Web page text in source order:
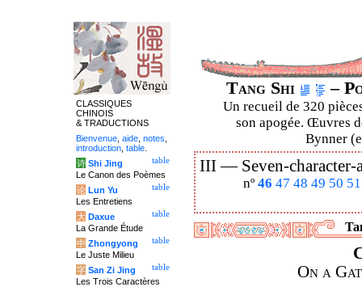
Tang Shi –
Un recueil de 320
son apogée. Œuvres
Bynner
III — Seven-
nº 46 47 48 49 50 51
On a
CLASSIQUES
CHINOIS
& TRADUCTIONS
Bienvenue aide notes
introduction table
table
诗 Shi Jing
Le Canon des Poèmes
table
论 Lun Yu
Les Entretiens
table
大 Daxue
La Grande Étude
table
中 Zhongyong
Le Juste Milieu
table
字 San Zi Jing
Les Trois Caractères